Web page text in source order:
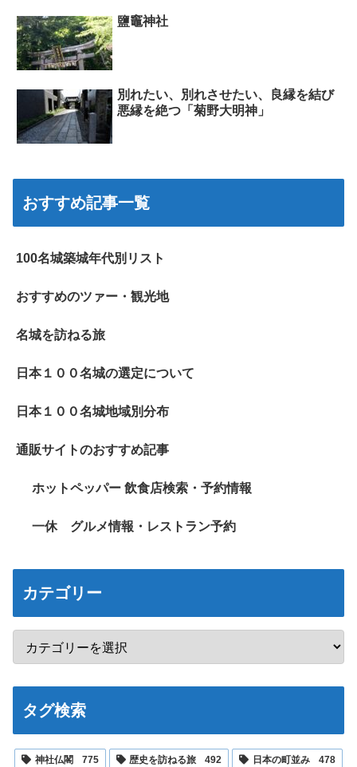
鹽竈神社
別れたい、別れさせたい、良縁を結び
悪縁を絶つ「菊野大明神」
おすすめ記事一覧
100名城築城年代別リスト
おすすめのツァー・観光地
名城を訪ねる旅
日本１００名城の選定について
日本１００名城地域別分布
通販サイトのおすすめ記事
ホットペッパー 飲食店検索・予約情報
一休 グルメ情報・レストラン予約
カテゴリー
タグ検索
神社仏閣 775 歴史を訪ねる旅 492 日本の町並み 478